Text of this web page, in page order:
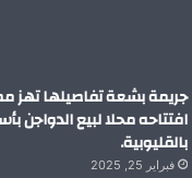
م
جريمة بشعة تفاصيلها تهز
افتتاحه محلا لبيع الدواجن
بالقليوبية.
فبراير 25, 2025